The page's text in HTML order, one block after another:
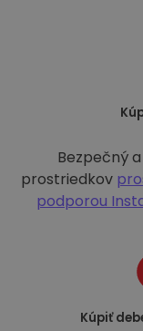
Bezpečný
prostriedkov
podporou
Kúpiť